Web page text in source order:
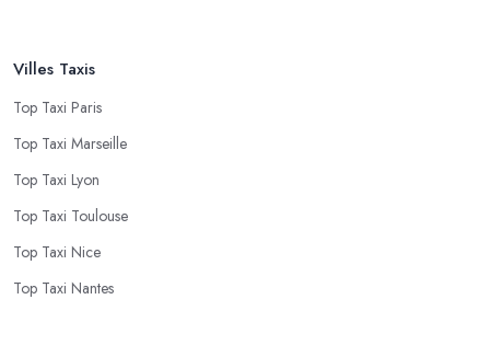
Villes Taxis
Top Taxi Paris
Top Taxi Marseille
Top Taxi Lyon
Top Taxi Toulouse
Top Taxi Nice
Top Taxi Nantes